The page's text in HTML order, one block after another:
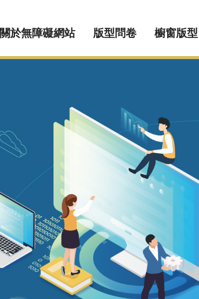
關於無障礙網站 版型問卷 櫥窗版型